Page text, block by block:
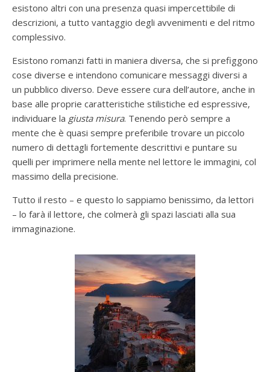
esistono altri con una presenza quasi impercettibile di
descrizioni, a tutto vantaggio degli avvenimenti e del ritmo
complessivo.
Esistono romanzi fatti in maniera diversa, che si prefiggono
cose diverse e intendono comunicare messaggi diversi a
un pubblico diverso. Deve essere cura dell’autore, anche in
base alle proprie caratteristiche stilistiche ed espressive,
individuare la giusta misura. Tenendo però sempre a
mente che è quasi sempre preferibile trovare un piccolo
numero di dettagli fortemente descrittivi e puntare su
quelli per imprimere nella mente nel lettore le immagini, col
massimo della precisione.
Tutto il resto – e questo lo sappiamo benissimo, da lettori
– lo farà il lettore, che colmerà gli spazi lasciati alla sua
immaginazione.